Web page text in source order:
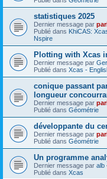
statistiques 2025
Dernier message par
Publié dans KhiCAS:
Nspire
Plotting with Xcas
Dernier message par
Publié dans Xcas -
conique passant
longueur
Dernier message par
Publié dans Géométrie
développante du
Dernier message par
Publié dans Géométrie
Un programme
Dernier message par alb
Publié dans Xcas